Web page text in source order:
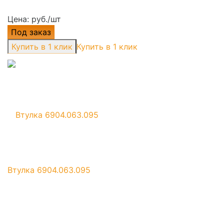
Цена: руб./шт
Под заказ
Купить в 1 клик
Втулка 6904.063.095